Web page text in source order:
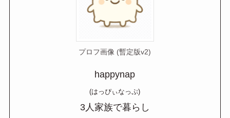
プロフ画像 (暫定版v2)
happynap
(はっぴぃなっぷ)
3人家族で暮らし